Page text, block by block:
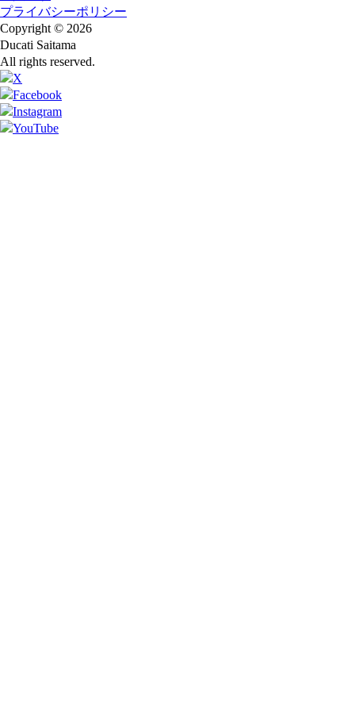
プライバシーポリシー
Copyright © 2026
Ducati Saitama
All rights reserved.